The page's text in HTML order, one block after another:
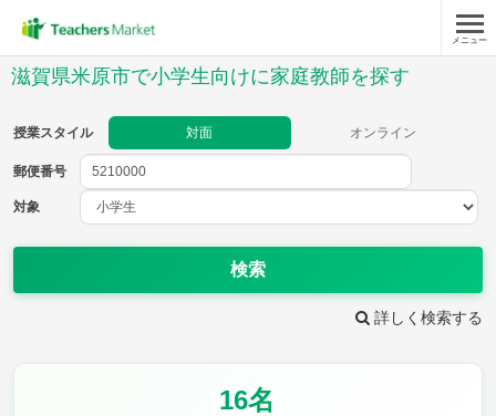
メニュー
滋賀県米原市で小学生向けに家庭教師を探す
授業スタイル 対面 オンライン
郵便番号
対象
検索
詳しく検索する
16名
郵便番号
教科